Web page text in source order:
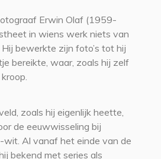
Erwin Olaf (1959-
in wiens werk niets van
bewerkte zijn foto’s tot hij
bereikte, waar, zoals hij zelf
zoals hij eigenlijk heette,
de eeuwwisseling bij
Al vanaf het einde van de
bekend met series als